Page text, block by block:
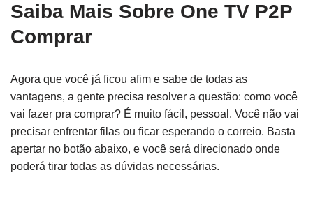
Saiba Mais Sobre One TV P2P
Comprar
Agora que você já ficou afim e sabe de todas as
vantagens, a gente precisa resolver a questão: como você
vai fazer pra comprar? É muito fácil, pessoal. Você não vai
precisar enfrentar filas ou ficar esperando o correio. Basta
apertar no botão abaixo, e você será direcionado onde
poderá tirar todas as dúvidas necessárias.